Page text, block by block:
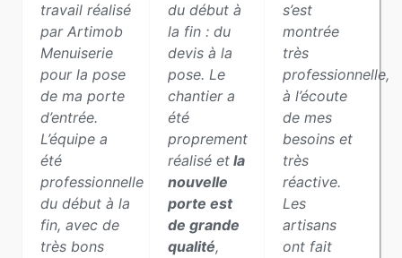
travail réalisé
par Artimob
Menuiserie
pour la pose
de ma porte
d’entrée.
L’équipe a
été
professionnelle
du début à la
fin, avec de
très bons
du début à
la fin : du
devis à la
pose. Le
chantier a
été
proprement
réalisé et la
nouvelle
porte est
de grande
qualité,
s’est
montrée
très
professionnelle,
à l’écoute
de mes
besoins et
très
réactive.
Les
artisans
ont fait